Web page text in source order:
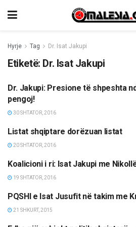
Hyrje Tag Dr. Isat Jakupi
Etiketë: Dr. Isat Jakupi
LAJME
Dr. Jakupi: Presione të shpeshta
pengoj!
30 SHTATOR, 2016
LAJME
Listat shqiptare dorëzuan listat
20 SHTATOR, 2016
LAJME
Koalicioni i ri: Isat Jakupi me
19 SHTATOR, 2016
LAJME
PQSHI e Isat Jusufit në takim me
21 SHKURT, 2015